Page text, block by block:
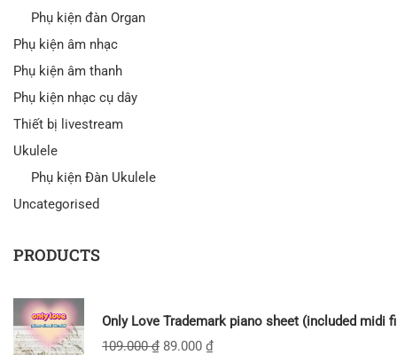
Phụ kiện đàn Organ
Phụ kiện âm nhạc
Phụ kiện âm thanh
Phụ kiện nhạc cụ dây
Thiết bị livestream
Ukulele
Phụ kiện Đàn Ukulele
Uncategorised
PRODUCTS
Only Love Trademark piano sheet (included midi
109.000₫ 89.000 ₫